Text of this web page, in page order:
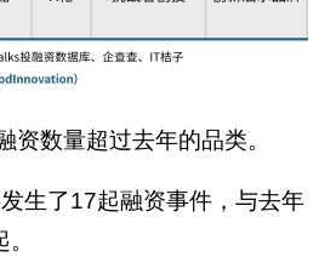
资数量超过去年的品类。
生了17起融资事件，与去年